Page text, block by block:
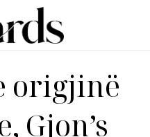
origjinë
Gjon’s